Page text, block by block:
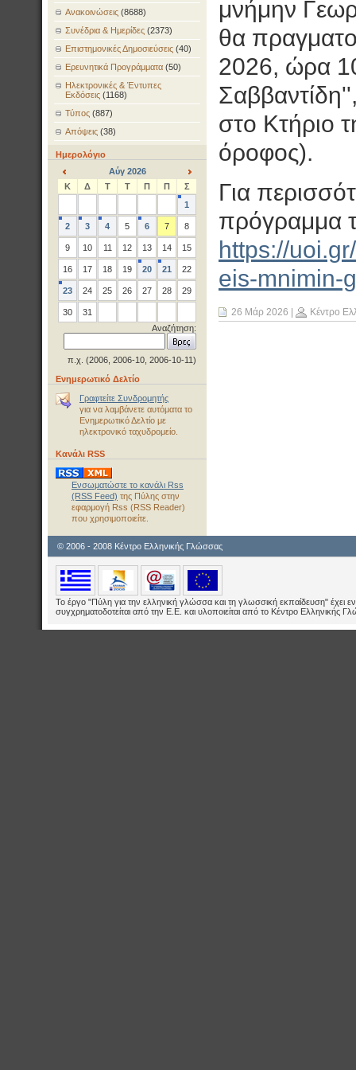
Ανακοινώσεις (8688)
Συνέδρια & Ημερίδες (2373)
Επιστημονικές Δημοσιεύσεις (40)
Ερευνητικά Προγράμματα (50)
Ηλεκτρονικές & Έντυπες
Εκδόσεις (1168)
Τύπος (887)
Απόψεις (38)
Ημερολόγιο
<
Αύγ 2026
>
Κ Δ Τ Τ Π Π
Σ
1
2 3 4 5 6 7 8
9 10 11 12 13 14 15
16 17 18 19 20 21 22
23 24 25 26 27 28 29
30
31
Αναζήτηση:
π.χ. (2006, 2006-10, 2006-10-11)
Ενημερωτικό Δελτίο
Γραφτείτε Συνδρομητής
για να λαμβάνετε αυτόματα το
Ενημερωτικό Δελτίο με
ηλεκτρονικό ταχυδρομείο.
Κανάλι RSS
Ενσωματώστε το κανάλι Rss
(RSS Feed) της Πύλης στην
εφαρμογή Rss (RSS Reader)
που χρησιμοποιείτε.
μνήμην
θα
2026, ώρα
στο Κτήριο
όροφος).
Για
πρόγραμμα
https://
eis-mnimin-
26 Μάρ 2026 Κέντρο
© 2006 - 2008 Κέντρο Ελληνικής Γλώσσας
Το έργο "Πύλη για την ελληνική γλώσσα και τη γλωσσική εκπαίδευση" έχει
συγχρηματοδοτείται από την Ε.E. και υλοποιείται από το Κέντρο Ελληνικής